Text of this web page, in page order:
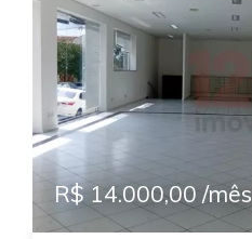
Previous
R$ 14.000,00 /mês